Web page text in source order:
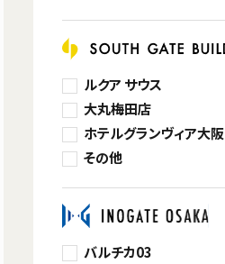
ルクア サウス
大丸梅田店
ホテルグランヴィア大阪
その他
バルチカ03